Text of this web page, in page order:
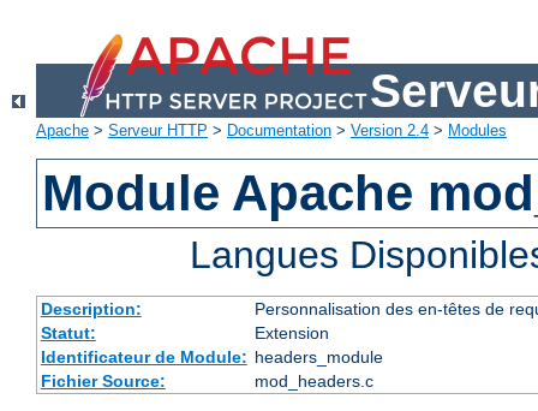
Apache > Serveur HTTP > Documentation > Version 2.4 > Modules
Module Apache
Langues
Description:
Personnalisation des en-têtes de
Statut:
Extension
Identificateur de Module: headers_module
Fichier Source:
mod_headers.c